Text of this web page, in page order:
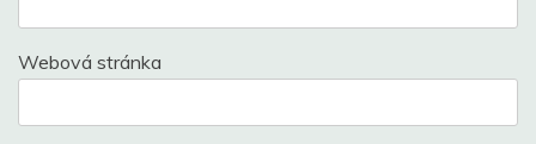
Webová stránka